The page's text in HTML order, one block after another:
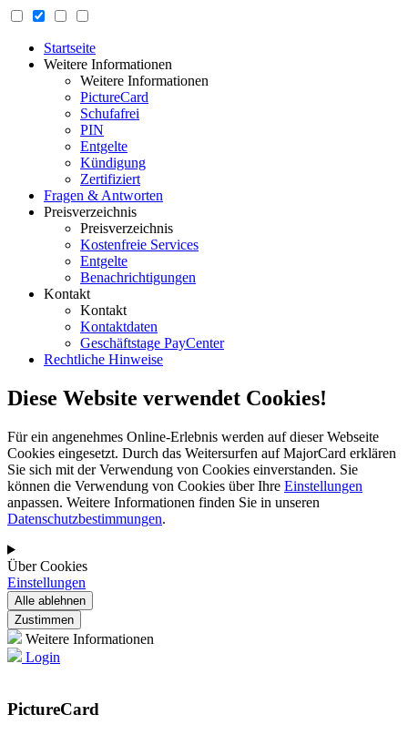
Startseite
Weitere Informationen
Weitere Informationen
PictureCard
Schufafrei
PIN
Entgelte
Kündigung
Zertifiziert
Fragen & Antworten
Preisverzeichnis
Preisverzeichnis
Kostenfreie Services
Entgelte
Benachrichtigungen
Kontakt
Kontakt
Kontaktdaten
Geschäftstage PayCenter
Rechtliche Hinweise
Diese Website verwendet Cookies!
Für ein angenehmes Online-Erlebnis werden auf dieser Webseite
Cookies eingesetzt. Durch das Weitersurfen auf MajorCard erklären
Sie sich mit der Verwendung von Cookies einverstanden. Sie
können die Verwendung von Cookies über Ihre Einstellungen
anpassen. Weitere Informationen finden Sie in unseren
Datenschutzbestimmungen.
Über Cookies
Einstellungen
Weitere Informationen
Login
PictureCard